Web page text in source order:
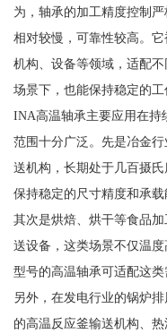
为，轴承的加工精度控制
相对较慢，可靠性较高。
机构、设备等领域，适配
场景下，也能保持稳定的工
INA高温轴承主要应用在持
范围十分广泛。先是冶金
送机构，长期处于几百摄
保持稳定的尺寸精度和承载
其次是烘焙、烘干等食品
送设备，这类场景不仅温
型号的高温轴承可适配这类
另外，在发电行业的锅炉
的高温反应釜输送机构、